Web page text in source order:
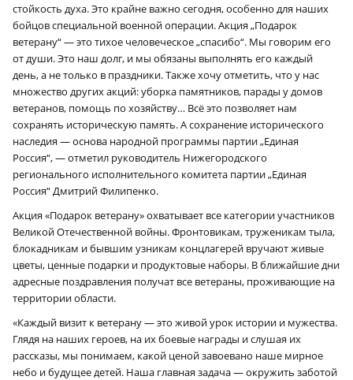
стойкость духа. Это крайне важно сегодня, особенно для наших
бойцов специальной военной операции. Акция „Подарок
ветерану“ — это тихое человеческое „спасибо“. Мы говорим его
от души. Это наш долг, и мы обязаны выполнять его каждый
день, а не только в праздники. Также хочу отметить, что у нас
множество других акций: уборка памятников, парады у домов
ветеранов, помощь по хозяйству… Всё это позволяет нам
сохранять историческую память. А сохранение исторического
наследия — основа народной программы партии „Единая
Россия“, — отметил руководитель Нижегородского
регионального исполнительного комитета партии „Единая
Россия“ Дмитрий Филипенко.
Акция «Подарок ветерану» охватывает все категории участников
Великой Отечественной войны. Фронтовикам, труженикам тыла,
блокадникам и бывшим узникам концлагерей вручают живые
цветы, ценные подарки и продуктовые наборы. В ближайшие дни
адресные поздравления получат все ветераны, проживающие на
территории области.
«Каждый визит к ветерану — это живой урок истории и мужества.
Глядя на наших героев, на их боевые награды и слушая их
рассказы, мы понимаем, какой ценой завоевано наше мирное
небо и будущее детей. Наша главная задача — окружить заботой